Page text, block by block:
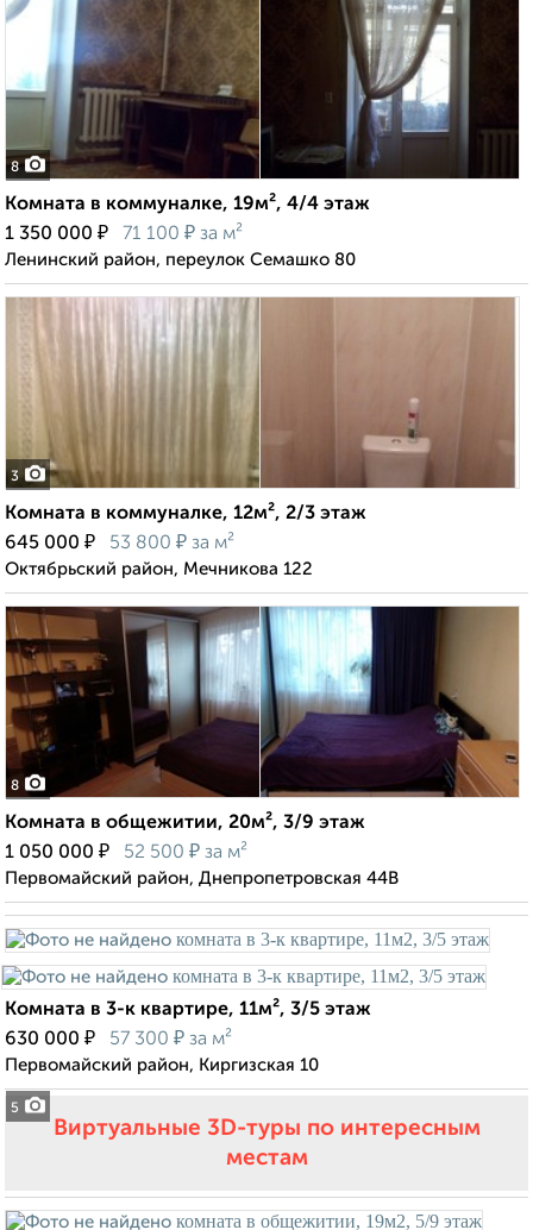
8
Комната в коммуналке, 19м², 4/4 этаж
1 350 000 ₽ 71 100 ₽ за м²
Ленинский район, переулок Семашко 80
3
Комната в коммуналке, 12м², 2/3 этаж
645 000 ₽ 53 800 ₽ за м²
Октябрьский район, Мечникова 122
8
Комната в общежитии, 20м², 3/9 этаж
1 050 000 ₽ 52 500 ₽ за м²
Первомайский район, Днепропетровская 44В
5
Комната в 3-к квартире, 11м², 3/5 этаж
630 000 ₽ 57 300 ₽ за м²
Первомайский район, Киргизская 10
Виртуальные 3D-туры по интересным
местам